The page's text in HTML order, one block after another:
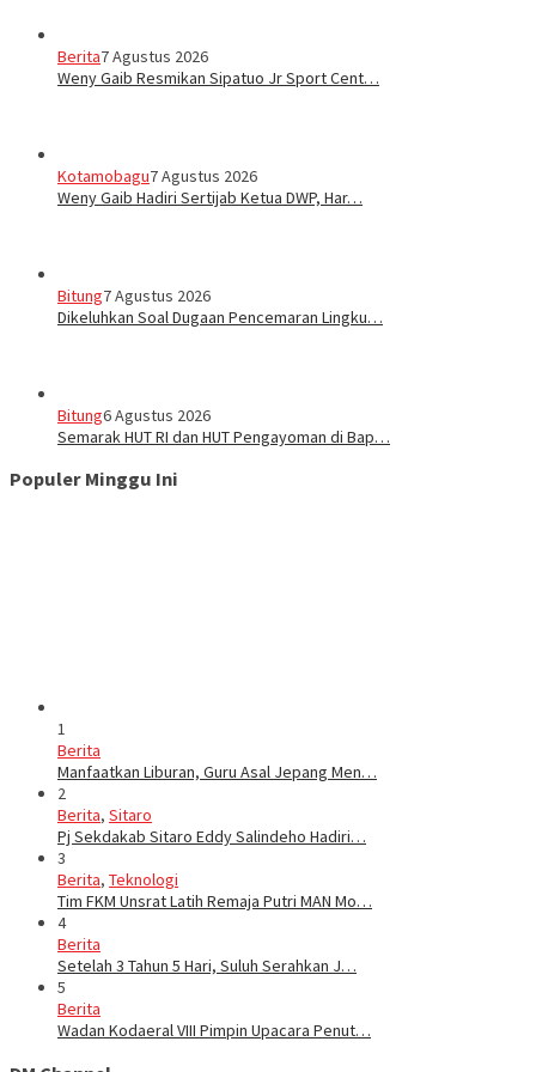
Berita7 Agustus 2026
Weny Gaib Resmikan Sipatuo Jr Sport Cent…
Kotamobagu7 Agustus 2026
Weny Gaib Hadiri Sertijab Ketua DWP, Har…
Bitung7 Agustus 2026
Dikeluhkan Soal Dugaan Pencemaran Lingku…
Bitung6 Agustus 2026
Semarak HUT RI dan HUT Pengayoman di Bap…
Populer Minggu Ini
1
Berita
Manfaatkan Liburan, Guru Asal Jepang Men…
2
Berita, Sitaro
Pj Sekdakab Sitaro Eddy Salindeho Hadiri…
3
Berita, Teknologi
Tim FKM Unsrat Latih Remaja Putri MAN Mo…
4
Berita
Setelah 3 Tahun 5 Hari, Suluh Serahkan J…
5
Berita
Wadan Kodaeral VIII Pimpin Upacara Penut…